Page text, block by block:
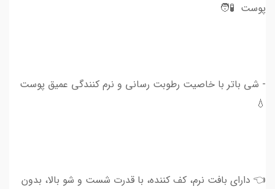
پوست 🧪🧑
- شی باتر با خاصیت رطوبت رسانی و نرم کنندگی عمیق پوست
💧
👈 دارای بافت نرم، کف کننده، با قدرت شست و شو بالا، بدون